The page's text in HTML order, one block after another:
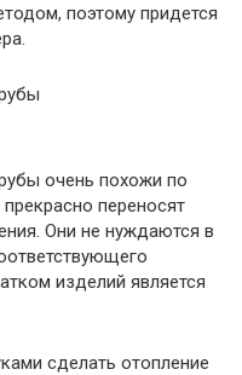
поэтому придется
очень похожи по
переносят
Они не нуждаются в
изделий является
сделать отопление